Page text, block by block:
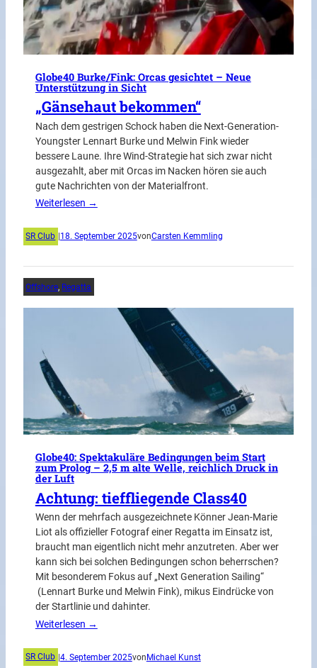
Globe40 Burke/Fink: Orcas gesichtet – Neue
Unterstützung in Sicht
„Gänsehaut bekommen“
Nach dem gestrigen Schock haben die Next-Generation-
Youngster Lennart Burke und Melwin Fink wieder
bessere Laune. Ihre Wind-Strategie hat sich zwar nicht
ausgezahlt, aber mit Orcas im Nacken hören sie auch
gute Nachrichten von der Materialfront.
Weiterlesen →
SR Club 18. September 2025vonCarsten Kemmling
Offshore, Regatta
Globe40: Spektakuläre Bedingungen beim Start
zum Prolog – 2,5 m alte Welle, reichlich Druck in
der Luft
Achtung: tieffliegende Class40
Wenn der mehrfach ausgezeichnete Könner Jean-Marie
Liot als offizieller Fotograf einer Regatta im Einsatz ist,
braucht man eigentlich nicht mehr anzutreten. Aber wer
kann sich bei solchen Bedingungen schon beherrschen?
Mit besonderem Fokus auf „Next Generation Sailing“
(Lennart Burke und Melwin Fink), mikus Eindrücke von
der Startlinie und dahinter.
Weiterlesen →
SR Club |4. September 2025vonMichael Kunst